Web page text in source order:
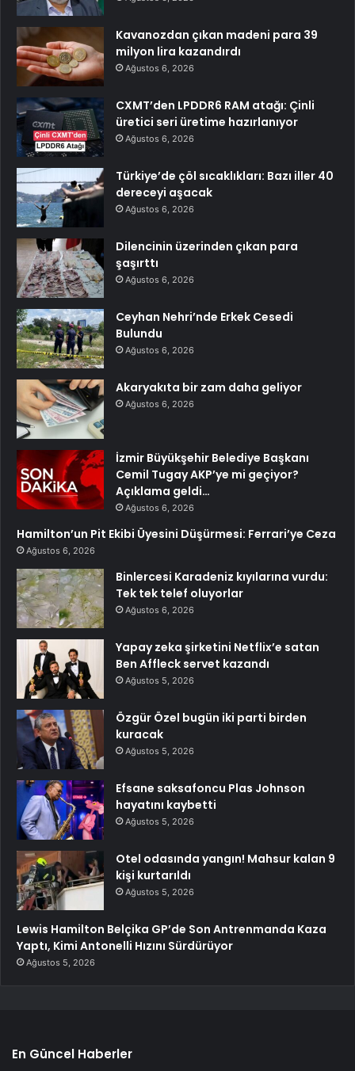
Kavanozdan çıkan madeni para 39
milyon lira kazandırdı
Ağustos 6, 2026
CXMT’den LPDDR6 RAM atağı: Çinli
üretici seri üretime hazırlanıyor
Ağustos 6, 2026
Türkiye’de çöl sıcaklıkları: Bazı iller 40
dereceyi aşacak
Ağustos 6, 2026
Dilencinin üzerinden çıkan para
şaşırttı
Ağustos 6, 2026
Ceyhan Nehri’nde Erkek Cesedi
Bulundu
Ağustos 6, 2026
Akaryakıta bir zam daha geliyor
Ağustos 6, 2026
İzmir Büyükşehir Belediye Başkanı
Cemil Tugay AKP’ye mi geçiyor?
Açıklama geldi…
Ağustos 6, 2026
Hamilton’un Pit Ekibi Üyesini Düşürmesi: Ferrari’ye Ceza
Ağustos 6, 2026
Binlercesi Karadeniz kıyılarına vurdu:
Tek tek telef oluyorlar
Ağustos 6, 2026
Yapay zeka şirketini Netflix’e satan
Ben Affleck servet kazandı
Ağustos 5, 2026
Özgür Özel bugün iki parti birden
kuracak
Ağustos 5, 2026
Efsane saksafoncu Plas Johnson
hayatını kaybetti
Ağustos 5, 2026
Otel odasında yangın! Mahsur kalan 9
kişi kurtarıldı
Ağustos 5, 2026
Lewis Hamilton Belçika GP’de Son Antrenmanda Kaza
Yaptı, Kimi Antonelli Hızını Sürdürüyor
Ağustos 5, 2026
En Güncel Haberler